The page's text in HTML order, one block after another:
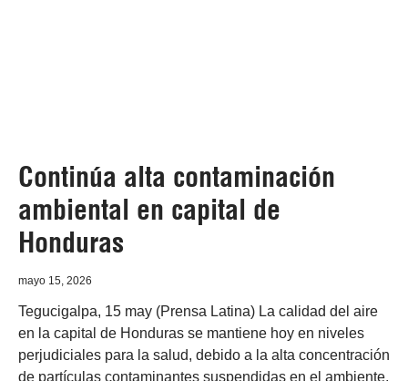
Continúa alta contaminación
ambiental en capital de
Honduras
mayo 15, 2026
Tegucigalpa, 15 may (Prensa Latina) La calidad del aire
en la capital de Honduras se mantiene hoy en niveles
perjudiciales para la salud, debido a la alta concentración
de partículas contaminantes suspendidas en el ambiente,